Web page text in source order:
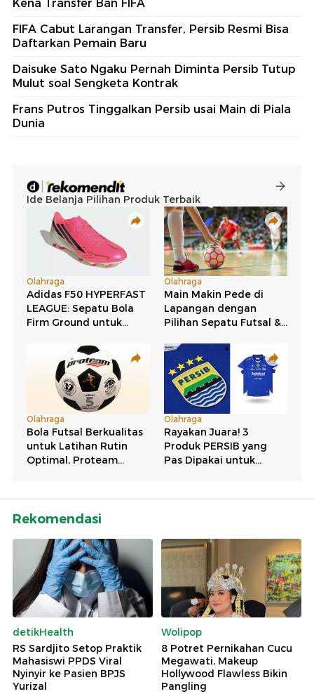
Kena Transfer Ban FIFA
FIFA Cabut Larangan Transfer, Persib Resmi Bisa
Daftarkan Pemain Baru
Daisuke Sato Ngaku Pernah Diminta Persib Tutup
Mulut soal Sengketa Kontrak
Frans Putros Tinggalkan Persib usai Main di Piala
Dunia
Rekomendasi
detikHealth
RS Sardjito Setop Praktik
Mahasiswi PPDS Viral
Nyinyir ke Pasien BPJS
Yurizal
Wolipop
8 Potret Pernikahan Cucu
Megawati, Makeup
Hollywood Flawless Bikin
Pangling